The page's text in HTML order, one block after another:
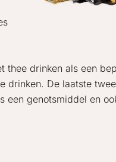
drinken als een
drinken. De laatste
een genotsmiddel en